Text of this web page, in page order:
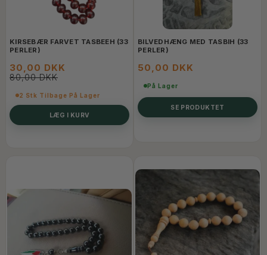
KIRSEBÆR FARVET TASBEEH (33
PERLER)
30,00 DKK
80,00 DKK
2 Stk Tilbage På Lager
LÆG I KURV
BILVEDHÆNG MED TASBIH (33
PERLER)
50,00 DKK
På Lager
SE PRODUKTET